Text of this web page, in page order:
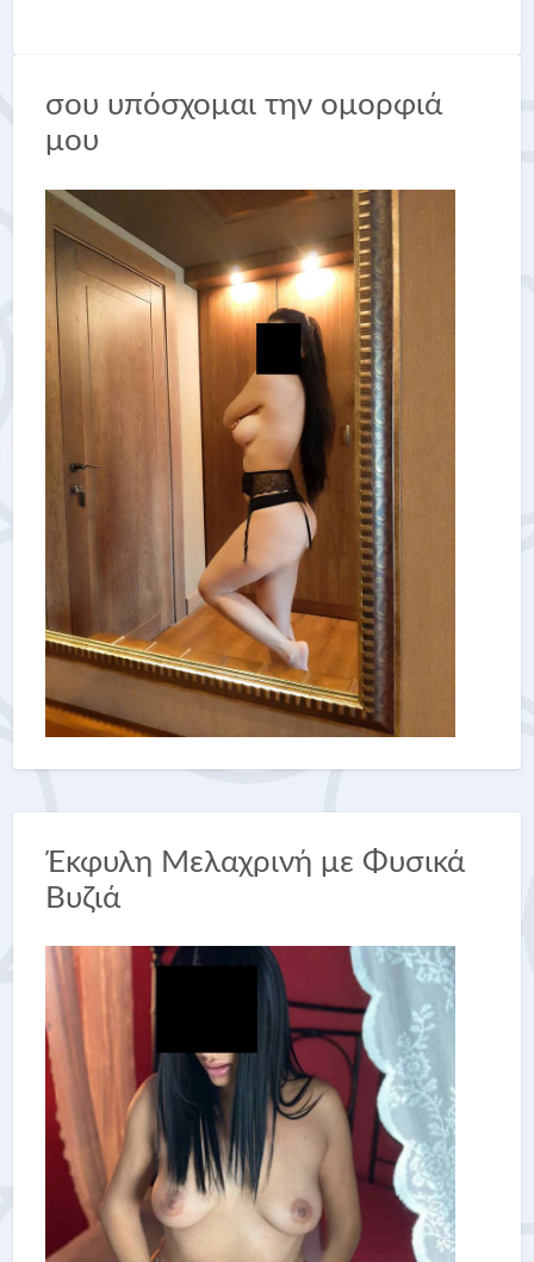
σου υπόσχομαι την ομορφιά
μου
Έκφυλη Μελαχρινή με Φυσικά
Βυζιά